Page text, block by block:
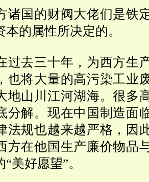
诸国的财阀大佬们是铁
本的属性所决定的。
过去三十年，为西方生
也将大量的高污染工业
地山川江河湖海。很多
分解。 现在中国制造面
法规也越来越严格，因
方在他国生产廉价物品
美好愿望”。